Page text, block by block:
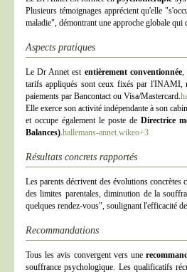
Plusieurs témoignages apprécient qu'elle
maladie", démontrant une approche globale qui
Aspects pratiques
Le Dr Annet est entièrement conventionnée,
tarifs appliqués sont ceux fixés par l'INAMI,
paiements par Bancontact ou Visa/Mastercard.
Elle exerce son activité indépendante à son
et occupe également le poste de Directrice
Balances) hallemans-annet.wikeo+3
Résultats concrets rapportés
Les parents décrivent des évolutions concrètes
des limites parentales, diminution de la
quelques rendez-vous", soulignant l'efficacité
Recommandations
Tous les avis convergent vers une
souffrance psychologique. Les qualificatifs